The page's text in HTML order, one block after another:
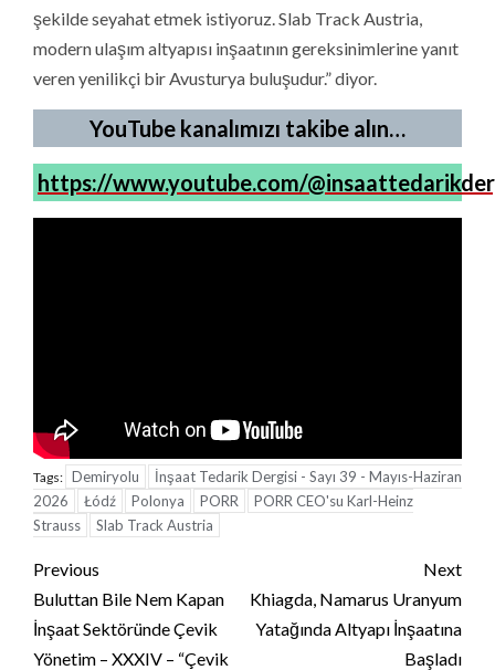
şekilde seyahat etmek istiyoruz. Slab Track Austria,
modern ulaşım altyapısı inşaatının gereksinimlerine yanıt
veren yenilikçi bir Avusturya buluşudur.” diyor.
YouTube kanalımızı takibe alın…
https://www.youtube.com/
Tags: Demiryolu
İnşaat Tedarik Dergisi - Sayı 39 - Mayıs-Haziran
2026
Łódź Polonya PORR
PORR CEO'su Karl-Heinz
Strauss
Slab Track Austria
Continue
Reading
Previous
Buluttan Bile Nem Kapan
İnşaat Sektöründe Çevik
Yönetim – XXXIV – “Çevik
Next
Khiagda, Namarus Uranyum
Yatağında Altyapı İnşaatına
Başladı